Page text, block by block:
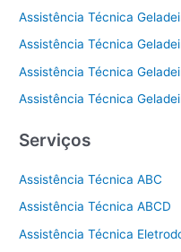
Assistência Técnica
Assistência Técnica
Assistência Técnica
Assistência Técnica
Serviços
Assistência Técnica ABC
Assistência Técnica ABCD
Assistência Técnica